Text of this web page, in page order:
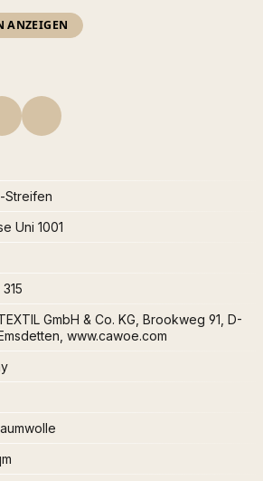
ANZEIGEN
Streifen
Uni 1001
GmbH & Co. KG, Brookweg 91, D-
www.cawoe.com